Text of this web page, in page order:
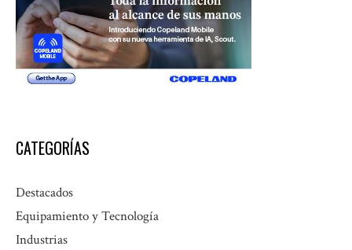
CATEGORÍAS
Destacados
Equipamiento y Tecnología
Industrias